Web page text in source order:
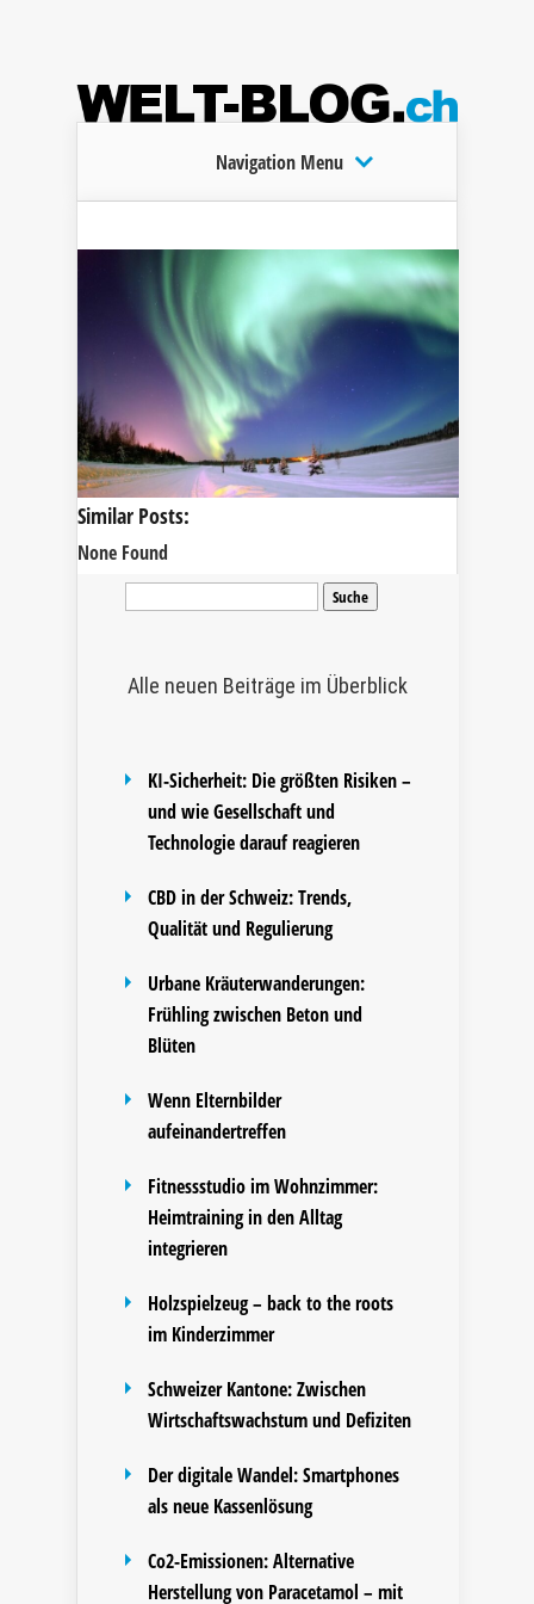
Navigation Menu
Similar Posts:
None Found
Suche
Alle neuen Beiträge im Überblick
KI-Sicherheit: Die größten Risiken –
und wie Gesellschaft und
Technologie darauf reagieren
CBD in der Schweiz: Trends,
Qualität und Regulierung
Urbane Kräuterwanderungen:
Frühling zwischen Beton und
Blüten
Wenn Elternbilder
aufeinandertreffen
Fitnessstudio im Wohnzimmer:
Heimtraining in den Alltag
integrieren
Holzspielzeug – back to the roots
im Kinderzimmer
Schweizer Kantone: Zwischen
Wirtschaftswachstum und Defiziten
Der digitale Wandel: Smartphones
als neue Kassenlösung
Co2-Emissionen: Alternative
Herstellung von Paracetamol – mit